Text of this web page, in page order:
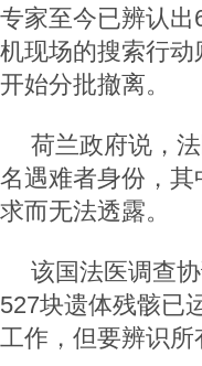
专家至今已辨认出
机现场的搜索行
开始分批撤离。
荷兰政府说，
名遇难者身份，
求而无法透露。
该国法医调查
527块遗体残骸已
工作，但要辨识所